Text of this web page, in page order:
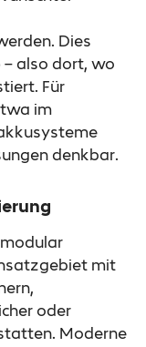
Dies
– also dort, wo
Für
im
denkbar.
mit
oder
Moderne